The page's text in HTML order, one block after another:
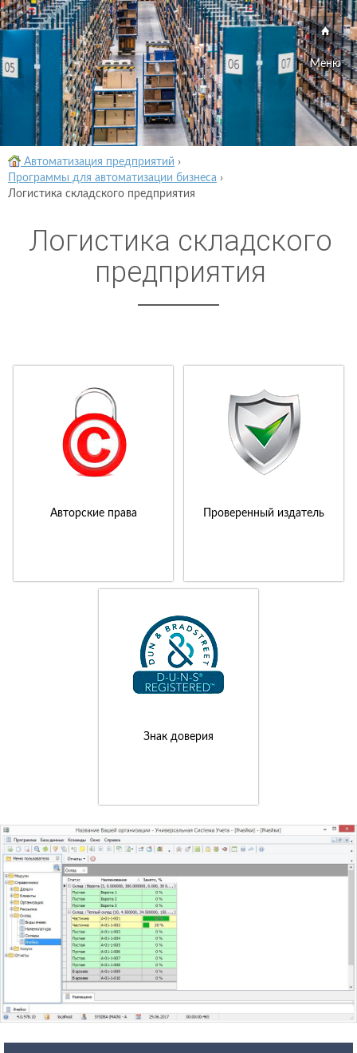
Меню
Автоматизация предприятий ›
Программы для автоматизации бизнеса ›
Логистика складского предприятия
Логистика складского
предприятия
Авторские права Проверенный издатель
Знак доверия